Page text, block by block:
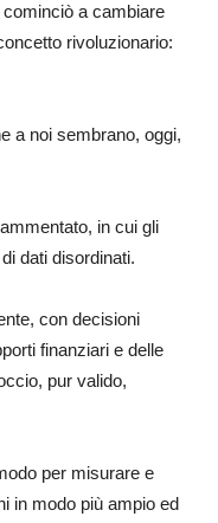
a cambiare
rivoluzionario:
a noi sembrano, oggi,
in cui gli
dati disordinati.
con decisioni
finanziari e delle
pur valido,
per misurare e
in modo più ampio ed